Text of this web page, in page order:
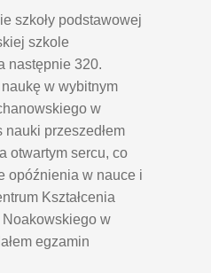
szkoły podstawowej
szkole
następnie 320.
w wybitnym
w
przeszedłem
otwartym sercu, co
opóźnienia w nauce i
Kształcenia
w
egzamin